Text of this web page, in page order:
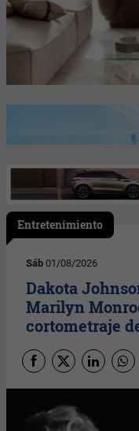
Entretenimiento
Sáb 01/08/2026
Dakota
Marilyn
cortometraje